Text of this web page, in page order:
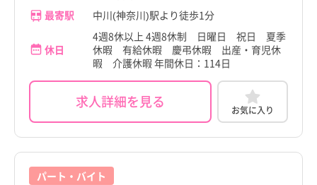
最寄駅
中川(神奈川)駅より徒歩1分
休日
4週8休以上 4週8休制 日曜日 祝日 夏季
休暇 有給休暇 慶弔休暇 出産・育児休
暇 介護休暇 年間休日：114日
求人詳細を見る お気に入り
パート・バイト